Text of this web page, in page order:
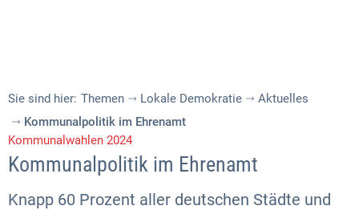
Sie sind hier: Themen Lokale Demokratie
Aktuelles
Kommunalpolitik im Ehrenamt
Kommunalwahlen 2024
Kommunalpolitik im Ehrenamt
Knapp 60 Prozent aller deutschen Städte und